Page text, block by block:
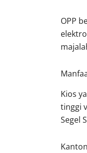
OPP
Kios
tinggi
Segel